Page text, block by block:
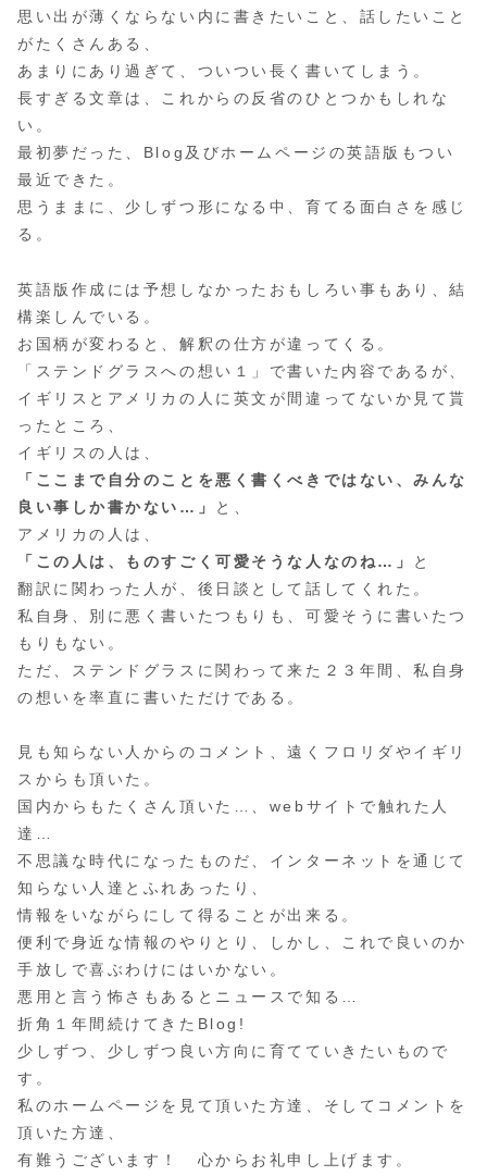
思い出が薄くならない内に書きたいこと、話したいこと
がたくさんある、
あまりにあり過ぎて、ついつい長く書いてしまう。
長すぎる文章は、これからの反省のひとつかもしれな
い。
最初夢だった、Blog及びホームページの英語版もつい
最近できた。
思うままに、少しずつ形になる中、育てる面白さを感じ
る。
英語版作成には予想しなかったおもしろい事もあり、結
構楽しんでいる。
お国柄が変わると、解釈の仕方が違ってくる。
「ステンドグラスへの想い１」で書いた内容であるが、
イギリスとアメリカの人に英文が間違ってないか見て貰
ったところ、
イギリスの人は、
「ここまで自分のことを悪く書くべきではない、みんな
良い事しか書かない…」
と、
アメリカの人は、
「この人は、ものすごく可愛そうな人なのね…」
と
翻訳に関わった人が、後日談として話してくれた。
私自身、別に悪く書いたつもりも、可愛そうに書いたつ
もりもない。
ただ、ステンドグラスに関わって来た２３年間、私自身
の想いを率直に書いただけである。
見も知らない人からのコメント、遠くフロリダやイギリ
スからも頂いた。
国内からもたくさん頂いた…、webサイトで触れた人
達…
不思議な時代になったものだ、インターネットを通じて
知らない人達とふれあったり、
情報をいながらにして得ることが出来る。
便利で身近な情報のやりとり、しかし、これで良いのか
手放しで喜ぶわけにはいかない。
悪用と言う怖さもあるとニュースで知る…
折角１年間続けてきたBlog!
少しずつ、少しずつ良い方向に育てていきたいもので
す。
私のホームページを見て頂いた方達、そしてコメントを
頂いた方達、
有難うございます！ 心からお礼申し上げます。